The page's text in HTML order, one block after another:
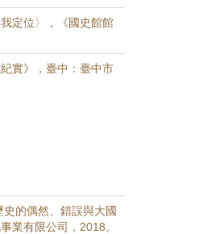
定位〉，《國史館館
實》，臺中：臺中市
的偶然、錯誤與大國
業有限公司，2018。